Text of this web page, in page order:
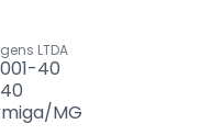
reduzindo
segurança e
LTDA
40
MG